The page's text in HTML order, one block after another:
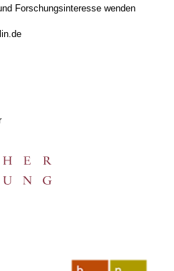
Forschungsinteresse wenden